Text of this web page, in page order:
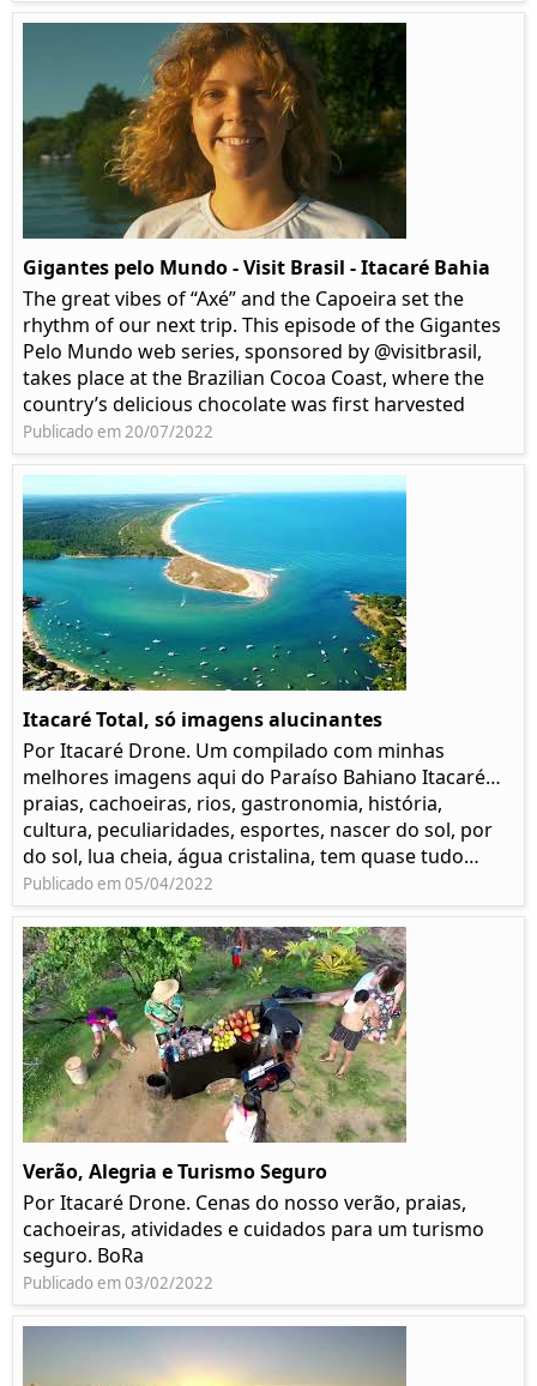
Gigantes pelo Mundo - Visit Brasil - Itacaré Bahia
The great vibes of “Axé” and the Capoeira set the
rhythm of our next trip. This episode of the Gigantes
Pelo Mundo web series, sponsored by @visitbrasil,
takes place at the Brazilian Cocoa Coast, where the
country’s delicious chocolate was first harvested
Publicado em 20/07/2022
Itacaré Total, só imagens alucinantes
Por Itacaré Drone. Um compilado com minhas
melhores imagens aqui do Paraíso Bahiano Itacaré…
praias, cachoeiras, rios, gastronomia, história,
cultura, peculiaridades, esportes, nascer do sol, por
do sol, lua cheia, água cristalina, tem quase tudo…
Publicado em 05/04/2022
Verão, Alegria e Turismo Seguro
Por Itacaré Drone. Cenas do nosso verão, praias,
cachoeiras, atividades e cuidados para um turismo
seguro. BoRa
Publicado em 03/02/2022